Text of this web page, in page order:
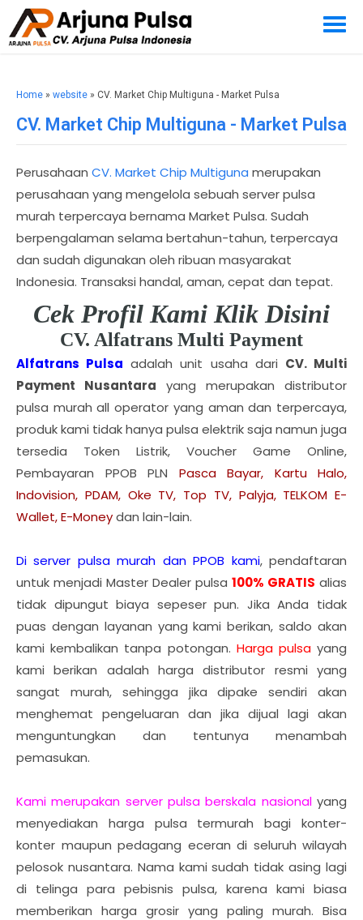
Home » website » CV. Market Chip Multiguna - Market Pulsa
CV. Market Chip Multiguna - Market Pulsa
Perusahaan CV. Market Chip Multiguna merupakan
perusahaan yang mengelola sebuah server pulsa
murah terpercaya bernama Market Pulsa. Sudah
berpengalaman selama bertahun-tahun, terpercaya
dan sudah digunakan oleh ribuan masyarakat
Indonesia. Transaksi handal, aman, cepat dan tepat.
Cek Profil Kami Klik Disini
CV. Alfatrans Multi Payment
Alfatrans Pulsa adalah unit usaha dari CV. Multi
Payment Nusantara yang merupakan distributor
pulsa murah all operator yang aman dan terpercaya,
produk kami tidak hanya pulsa elektrik saja namun juga
tersedia Token Listrik, Voucher Game Online,
Pembayaran PPOB PLN Pasca Bayar, Kartu Halo,
Indovision, PDAM, Oke TV, Top TV, Palyja, TELKOM E-
Wallet, E-Moneydan lain-lain.
Di server pulsa murah dan PPOB kami, pendaftaran
untuk menjadi Master Dealer pulsa 100% GRATIS alias
tidak dipungut biaya sepeser pun. Jika Anda tidak
puas dengan layanan yang kami berikan, saldo akan
kami kembalikan tanpa potongan. Harga pulsayang
kami berikan adalah harga distributor resmi yang
sangat murah, sehingga jika dipake sendiri akan
menghemat pengeluaran dan jika dijual lagi akan
menguntungkan dan tentunya menambah
pemasukan.
Kami merupakan server pulsa berskala nasionalyang
menyediakan harga pulsa termurah bagi konter-
konter maupun pedagang eceran di seluruh wilayah
pelosok nusantara. Nama kami sudah tidak asing lagi
di telinga para pebisnis pulsa, karena kami biasa
memberikan harga grosir yang paling murah. Bisa